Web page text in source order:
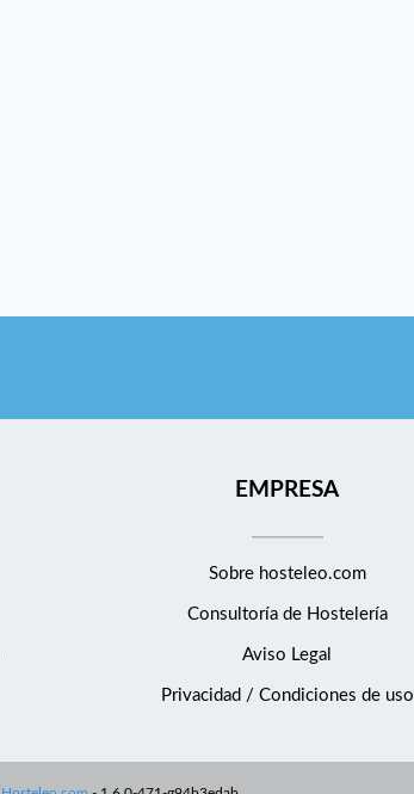
EMPRESA
Sobre hosteleo.com
Consultoría de Hostelería
Aviso Legal
Privacidad / Condiciones de uso